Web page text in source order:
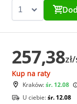
257,38
Kup na raty
Kraków:śr. 12.08
U ciebie:śr. 12.08